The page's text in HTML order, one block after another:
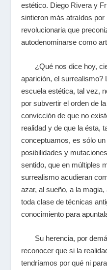
estético. Diego Rivera y
sintieron más atraídos por
revolucionaria que
autodenominarse como
¿Qué nos dice hoy,
aparición, el surrealismo?
escuela estética, tal vez,
por subvertir el orden de
convicción de que no
realidad y de que la ésta,
conceptuamos, es sólo
posibilidades y
sentido, que en múltiples
surrealismo acudieran
azar, al sueño, a la
toda clase de técnicas
conocimiento para
Su herencia, por
reconocer que si la
tendríamos por qué ni